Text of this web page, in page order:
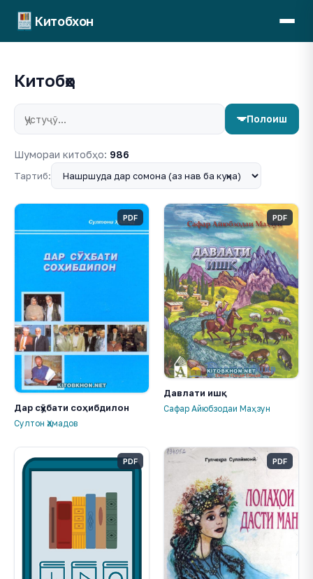
Китобхон
Китобҳо
Полоиш
Шумораи китобҳо: 986
Тартиб:
PDF
Дар сӯҳбати соҳибдилон
Султон Ҳамадов
PDF
Давлати ишқ
Сафар Айюбзодаи Маҳзун
PDF PDF